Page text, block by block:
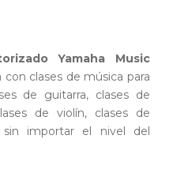
Yamaha Music
con clases de música para
de guitarra, clases de
de violín, clases de
importar el nivel del